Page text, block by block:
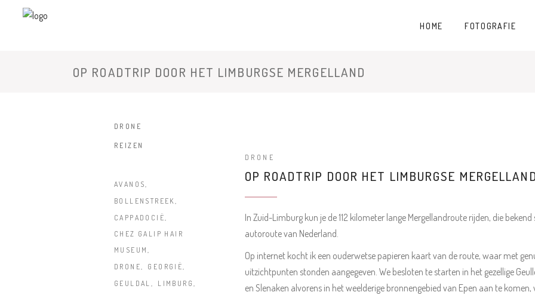
HOME FOTOGRAFIE
OP ROADTRIP DOOR HET LIMBURGSE MERGELLAND
DRONE
OP ROADTRIP DOOR HET LIMBURGSE
In Zuid-Limburg kun je de 112 kilometer lange Mergellandroute rijden, die
autoroute van Nederland.
Op internet kocht ik een ouderwetse papieren kaart van de route, waar met
uitzichtpunten stonden aangegeven. We besloten te starten in het gezellige
en Slenaken alvorens in het weelderige bronnengebied van Epen aan te
DRONE
REIZEN
AVANOS
BOLLENSTREEK
CAPPADOCIË
CHEZ GALIP HAIR
MUSEUM
DRONE
GEORGIË
GEULDAL
LIMBURG